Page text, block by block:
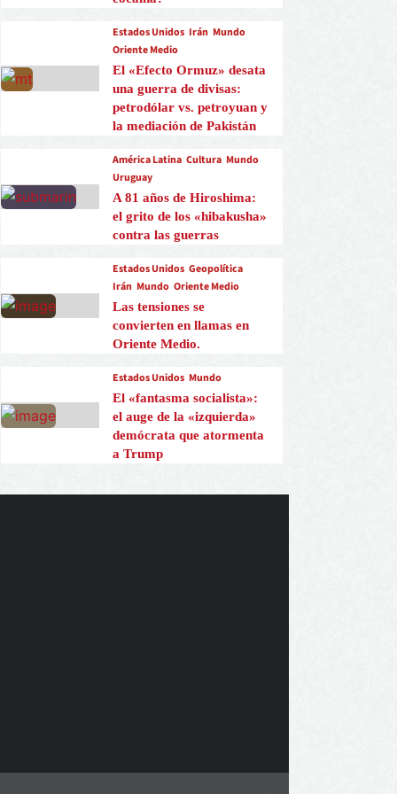
Estados Unidos Irán Mundo
Oriente Medio
El «Efecto Ormuz» desata
una guerra de divisas:
petrodólar vs. petroyuan y
la mediación de Pakistán
América Latina Cultura Mundo
Uruguay
A 81 años de Hiroshima:
el grito de los «hibakusha»
contra las guerras
Estados Unidos Geopolítica
Irán Mundo Oriente Medio
Las tensiones se
convierten en llamas en
Oriente Medio.
Estados Unidos Mundo
El «fantasma socialista»:
el auge de la «izquierda»
demócrata que atormenta
a Trump